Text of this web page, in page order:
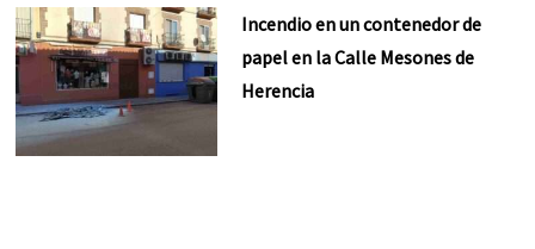
Incendio en un contenedor de
papel en la Calle Mesones de
Herencia